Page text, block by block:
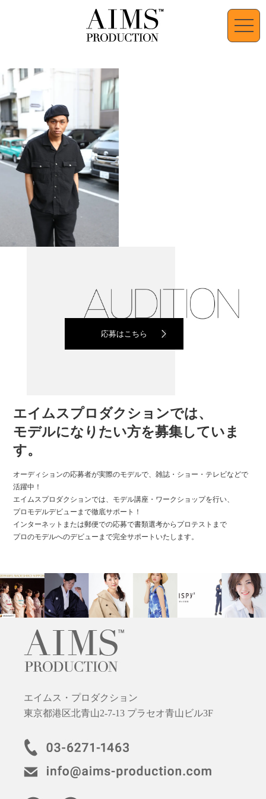
応募はこちら
エイムスプロダクションでは、
モデルになりたい方を募集していま
す。
オーディションの応募者が実際のモデルで、雑誌・ショー・テレビなどで
活躍中！
エイムスプロダクションでは、モデル講座・ワークショップを行い、
プロモデルデビューまで徹底サポート！
インターネットまたは郵便での応募で書類選考からプロテストまで
プロのモデルへのデビューまで完全サポートいたします。
エイムス・プロダクション
東京都港区北青山2-7-13 プラセオ青山ビル3F